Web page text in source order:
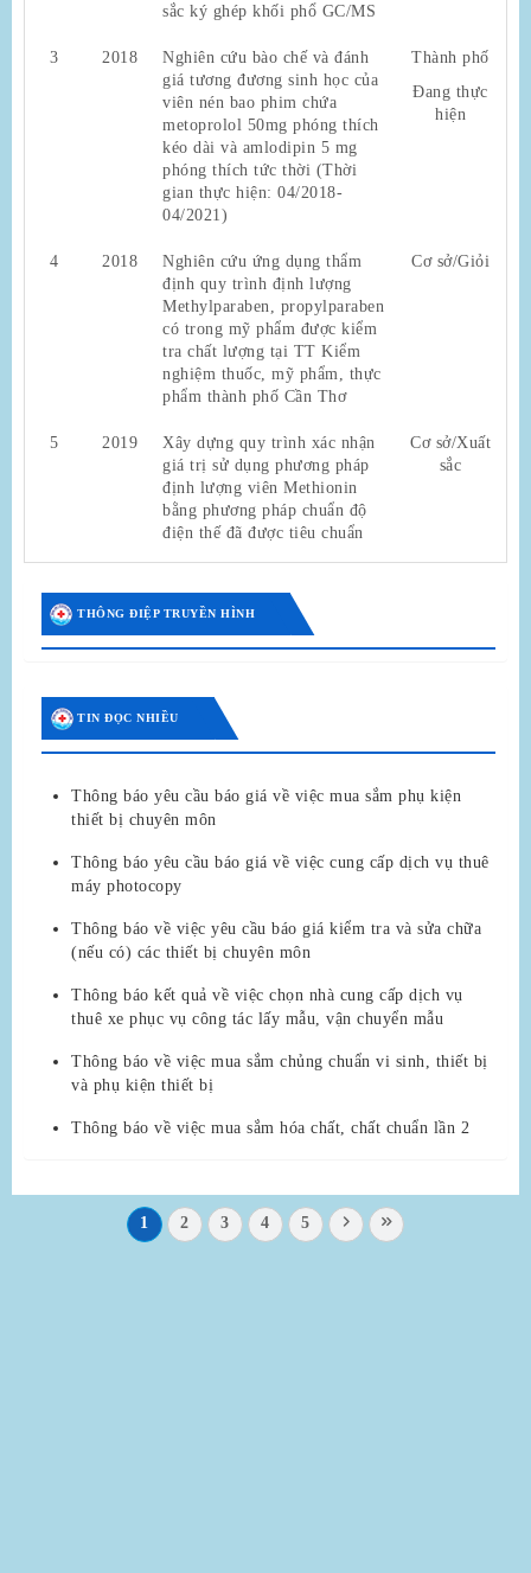
sắc ký ghép khối phổ GC/MS
3 2018
Nghiên cứu bào chế và đánh
giá tương đương sinh học của
viên nén bao phim chứa
metoprolol 50mg phóng thích
kéo dài và amlodipin 5 mg
phóng thích tức thời (Thời
gian thực hiện: 04/2018-
04/2021)
Thành phố
Đang thực
hiện
4 2018
Nghiên cứu ứng dụng thẩm
định quy trình định lượng
Methylparaben, propylparaben
có trong mỹ phẩm được kiểm
tra chất lượng tại TT Kiểm
nghiệm thuốc, mỹ phẩm, thực
phẩm thành phố Cần Thơ
Cơ sở/Giỏi
5 2019
Xây dựng quy trình xác nhận
giá trị sử dụng phương pháp
định lượng viên Methionin
bằng phương pháp chuẩn độ
điện thế đã được tiêu chuẩn
Cơ sở/Xuất
sắc
THÔNG ĐIỆP TRUYỀN HÌNH
TIN ĐỌC NHIỀU
Thông báo yêu cầu báo giá về việc mua sắm phụ kiện
thiết bị chuyên môn
Thông báo yêu cầu báo giá về việc cung cấp dịch vụ thuê
máy photocopy
Thông báo về việc yêu cầu báo giá kiểm tra và sửa chữa
(nếu có) các thiết bị chuyên môn
Thông báo kết quả về việc chọn nhà cung cấp dịch vụ
thuê xe phục vụ công tác lấy mẫu, vận chuyển mẫu
Thông báo về việc mua sắm chủng chuẩn vi sinh, thiết bị
và phụ kiện thiết bị
Thông báo về việc mua sắm hóa chất, chất chuẩn lần 2
1 2 3 4 5